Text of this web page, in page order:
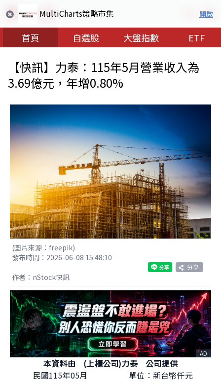
MultiCharts策略市集 開啟
首頁 自選股 大盤指數 ETF
【快訊】力泰：115年5月營業收入為
3.69億元，年增0.80%
(圖片來源：freepik)
發布時間：2026-06-08 15:48:10
分享
作者：nStock快訊
AD
本資料由 (上櫃公司)力泰 公司提供
民國115年05月
單位：新台幣仟元